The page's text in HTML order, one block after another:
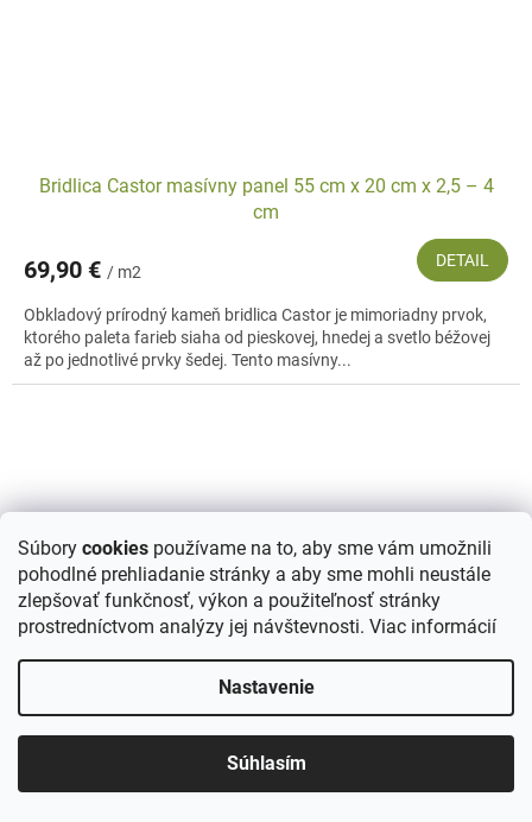
Súbory cookies používame na to, aby sme vám umožnili
pohodlné prehliadanie stránky a aby sme mohli neustále
zlepšovať funkčnosť, výkon a použiteľnosť stránky
prostredníctvom analýzy jej návštevnosti. Viac informácií
Nastavenie
Súhlasím
Bridlica Castor masívny panel 55 cm x 20 cm x 2,5 – 4
cm
69,90 € / m2
DETAIL
Obkladový prírodný kameň bridlica Castor je mimoriadny prvok,
ktorého paleta farieb siaha od pieskovej, hnedej a svetlo béžovej
až po jednotlivé prvky šedej. Tento masívny...